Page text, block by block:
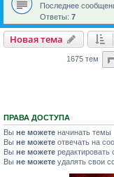
Последнее
Ответы: 7
Новая тема
1675 тем
ПРАВА ДОСТУПА
Вы не можете начинать темы
Вы не можете отвечать на
Вы не можете
Вы не можете удалять свои